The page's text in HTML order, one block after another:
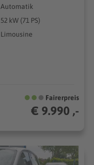
Automatik
52 kW (71 PS)
Limousine
Fairerpreis
€ 9.990 ,-